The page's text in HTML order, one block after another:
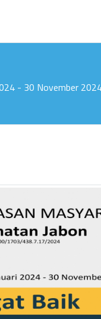
- 30 November